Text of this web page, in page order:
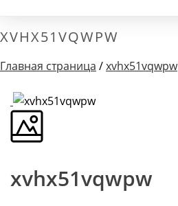
XVHX51VQWPW
Главная страница /xvhx51vqwpw
xvhx51vqwpw